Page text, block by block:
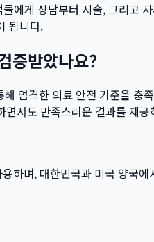
에게 상담부터 시술, 그리
됩니다.
증받았나요?
엄격한 의료 안전 기준을
서도 만족스러운 결과를 제
하며, 대한민국과 미국 양국